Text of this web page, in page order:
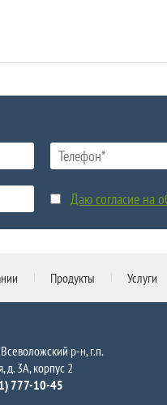
Даю согласие на
Продукты Услуги
р-н, г.п.
д. 3А, корпус 2
777-10-45